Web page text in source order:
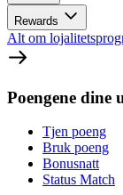
Rewards
Alt om
Poengene dine
Tjen poeng
Bruk poeng
Bonusnatt
Status Match